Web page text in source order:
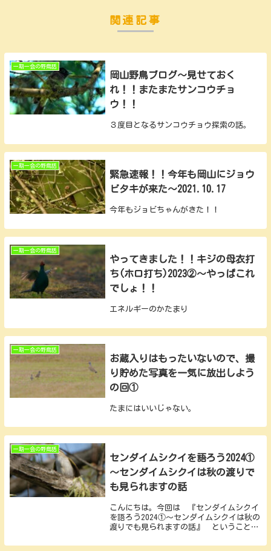
関連記事
一期一会の野鳥話
岡山野鳥ブログ～見せておく
れ！！またまたサンコウチョ
ウ！！
３度目となるサンコウチョウ探索の話。
一期一会の野鳥話
緊急速報！！今年も岡山にジョウ
ビタキが来た～2021.10.17
今年もジョビちゃんがきた！！
一期一会の野鳥話
やってきました！！キジの母衣打
ち(ホロ打ち)2023②～やっぱこれ
でしょ！！
エネルギーのかたまり
一期一会の野鳥話
お蔵入りはもったいないので、撮
り貯めた写真を一気に放出しよう
の回①
たまにはいいじゃない。
一期一会の野鳥話
センダイムシクイを語ろう2024①
～センダイムシクイは秋の渡りで
も見られますの話
こんにちは。今回は 『センダイムシクイ
を語ろう2024①～センダイムシクイは秋の
渡りでも見られますの話』 ということ
話となっております。 その渡りの中の鳥